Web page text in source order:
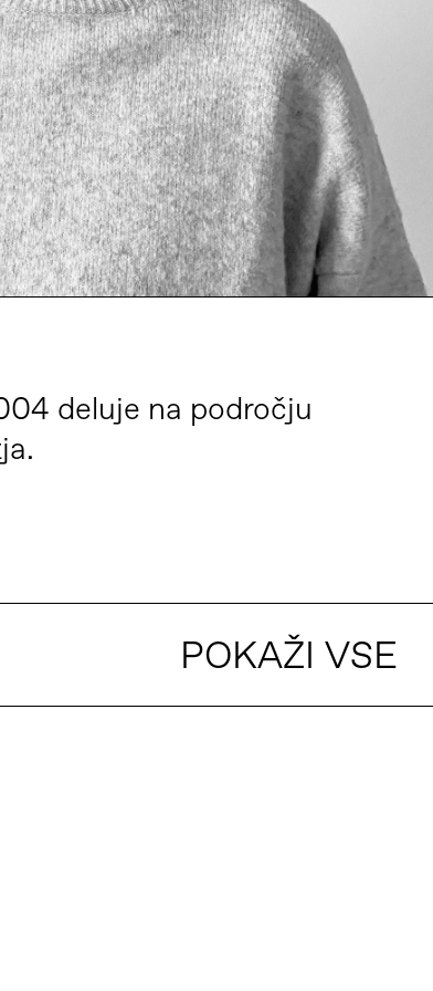
deluje na področju
POKAŽI VSE